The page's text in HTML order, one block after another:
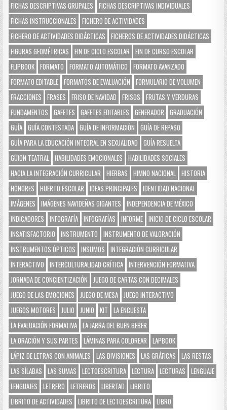
FICHAS DESCRIPTIVAS GRUPALES
FICHAS DESCRIPTIVAS INDIVIDUALES
FICHAS INSTRUCCIONALES
FICHERO DE ACTIVIDADES
FICHERO DE ACTIVIDADES DIDÁCTICAS
FICHEROS DE ACTIVIDADES DIDÁCTICAS
FIGURAS GEOMÉTRICAS
FIN DE CICLO ESCOLAR
FIN DE CURSO ESCOLAR
FLIPBOOK FORMATO FORMATO AUTOMÁTICO
FORMATO AVANZADO
FORMATO EDITABLE FORMATOS DE EVALUACIÓN
FORMULARIO DE VOLUMEN
FRACCIONES
FRASES FRISO DE NAVIDAD FRISOS
FRUTAS Y VERDURAS
FUNDAMENTOS
GAFETES GAFETES EDITABLES GENERADOR
GRADUACIÓN
GUÍA GUÍA CONTESTADA GUÍA DE INFORMACIÓN
GUÍA DE REPASO
GUÍA PARA LA EDUCACIÓN INTEGRAL EN SEXUALIDAD
GUÍA RESUELTA
GUION TEATRAL HABILIDADES EMOCIONALES
HABILIDADES SOCIALES
HACIA LA INTEGRACIÓN CURRICULAR
HIERBAS HIMNO NACIONAL HISTORIA
HONORES
HUERTO ESCOLAR IDEAS PRINCIPALES
IDENTIDAD NACIONAL
IMÁGENES
IMÁGENES NAVIDEÑAS GIGANTES
INDEPENDENCIA DE MÉXICO
INDICADORES
INFOGRAFÍA INFOGRAFÍAS INFORME INICIO DE CICLO ESCOLAR
INSATISFACTORIO
INSTRUMENTO
INSTRUMENTO DE VALORACIÓN
INSTRUMENTOS ÓPTICOS
INSUMOS
INTEGRACIÓN CURRICULAR
INTERACTIVO
INTERCULTURALIDAD CRÍTICA INTERVENCIÓN FORMATIVA
JORNADA DE CONCIENTIZACIÓN
JUEGO DE CARTAS CON DECIMALES
JUEGO DE LAS EMOCIONES
JUEGO DE MESA JUEGO INTERACTIVO
JUEGOS MOTORES
JULIO JUNIO KIT
LA ENCUESTA
LA EVALUACIÓN FORMATIVA LA JARRA DEL BUEN BEBER
LA ORACIÓN Y SUS PARTES
LÁMINAS PARA COLOREAR
LAPBOOK
LÁPIZ DE LETRAS CON ANIMALES
LAS DIVISIONES LAS GRÁFICAS
LAS RESTAS
LAS SÍLABAS
LAS SUMAS LECTOESCRITURA LECTURA LECTURAS
LENGUAJE
LENGUAJES
LETRERO LETREROS LIBERTAD
LIBRITO
LIBRITO DE ACTIVIDADES
LIBRITO DE LECTOESCRITURA LIBRO